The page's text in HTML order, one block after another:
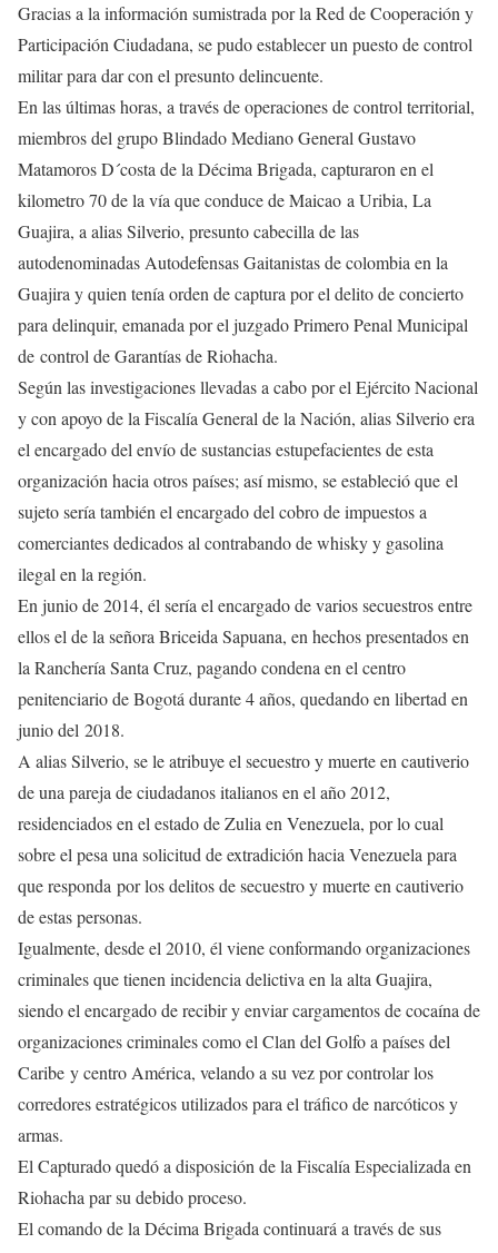
Gracias a la información sumistrada por la Red de Cooperación y
Participación Ciudadana, se pudo establecer un puesto de control
militar para dar con el presunto delincuente.
En las últimas horas, a través de operaciones de control territorial,
miembros del grupo Blindado Mediano General Gustavo
Matamoros D´costa de la Décima Brigada, capturaron en el
kilometro 70 de la vía que conduce de Maicao a Uribia, La
Guajira, a alias Silverio, presunto cabecilla de las
autodenominadas Autodefensas Gaitanistas de colombia en la
Guajira y quien tenía orden de captura por el delito de concierto
para delinquir, emanada por el juzgado Primero Penal Municipal
de control de Garantías de Riohacha.
Según las investigaciones llevadas a cabo por el Ejército Nacional
y con apoyo de la Fiscalía General de la Nación, alias Silverio era
el encargado del envío de sustancias estupefacientes de esta
organización hacia otros países; así mismo, se estableció que el
sujeto sería también el encargado del cobro de impuestos a
comerciantes dedicados al contrabando de whisky y gasolina
ilegal en la región.
En junio de 2014, él sería el encargado de varios secuestros entre
ellos el de la señora Briceida Sapuana, en hechos presentados en
la Ranchería Santa Cruz, pagando condena en el centro
penitenciario de Bogotá durante 4 años, quedando en libertad en
junio del 2018.
A alias Silverio, se le atribuye el secuestro y muerte en cautiverio
de una pareja de ciudadanos italianos en el año 2012,
residenciados en el estado de Zulia en Venezuela, por lo cual
sobre el pesa una solicitud de extradición hacia Venezuela para
que responda por los delitos de secuestro y muerte en cautiverio
de estas personas.
Igualmente, desde el 2010, él viene conformando organizaciones
criminales que tienen incidencia delictiva en la alta Guajira,
siendo el encargado de recibir y enviar cargamentos de cocaína de
organizaciones criminales como el Clan del Golfo a países del
Caribe y centro América, velando a su vez por controlar los
corredores estratégicos utilizados para el tráfico de narcóticos y
armas.
El Capturado quedó a disposición de la Fiscalía Especializada en
Riohacha par su debido proceso.
El comando de la Décima Brigada continuará a través de sus